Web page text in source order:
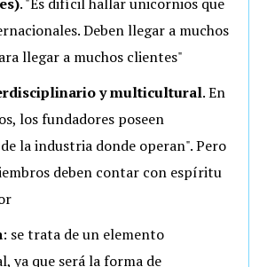
Debenllegar a muchos
llegar a muchos clientes"
y multicultural. En
los fundadores poseen
la industria donde operan". Pero
deben contar con espíritu
: se trata de un elemento
ya que será la forma de